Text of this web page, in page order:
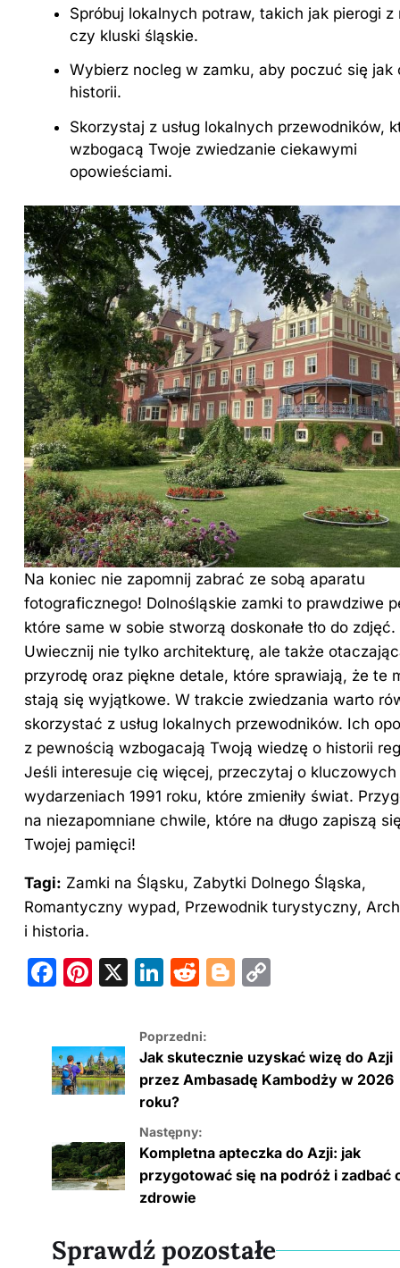
Spróbuj lokalnych potraw, takich jak pierogi z
czy kluski śląskie.
Wybierz nocleg w zamku, aby poczuć się jak
historii.
Skorzystaj z usług lokalnych przewodników,
wzbogacą Twoje zwiedzanie ciekawymi
opowieściami.
Na koniec nie zapomnij zabrać ze sobą aparatu
fotograficznego! Dolnośląskie zamki to prawdziwe
które same w sobie stworzą doskonałe tło do zdjęć.
Uwiecznij nie tylko architekturę, ale także
przyrodę oraz piękne detale, które sprawiają, że te
stają się wyjątkowe. W trakcie zwiedzania warto
skorzystać z usług lokalnych przewodników. Ich
z pewnością wzbogacają Twoją wiedzę o historii
Jeśli interesuje cię więcej, przeczytaj o kluczowych
wydarzeniach 1991 roku, które zmieniły świat.
na niezapomniane chwile, które na długo zapiszą
Twojej pamięci!
Tagi: Zamki na Śląsku, Zabytki Dolnego Śląska,
Romantyczny wypad, Przewodnik turystyczny,
i historia.
F
e
b
o
k
Pi
e
st
X
Li
k
e
dI
n
R
d
di
t
Bl
g
er
y
Li
k
Poprzedni:
Jak skutecznie uzyskać wizę do Azji
przez Ambasadę Kambodży w 2026
roku?
Następny:
Kompletna apteczka do Azji: jak
przygotować się na podróż i zadbać
zdrowie
Sprawdź pozostałe